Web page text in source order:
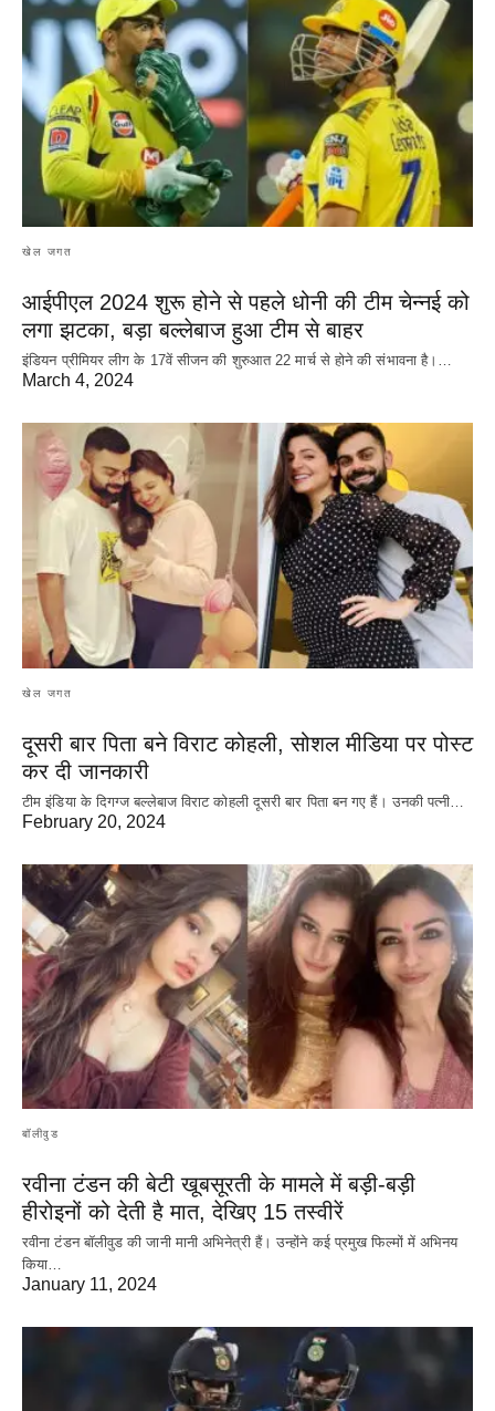
खेल जगत
आईपीएल 2024 शुरू होने से पहले धोनी की टीम चेन्नई को
लगा झटका, बड़ा बल्लेबाज हुआ टीम से बाहर
इंडियन प्रीमियर लीग के 17वें सीजन की शुरुआत 22 मार्च से होने की संभावना है।…
March 4, 2024
खेल जगत
दूसरी बार‌ पिता बने विराट कोहली, सोशल मीडिया पर पोस्ट
कर दी‌ जानकारी
टीम इंडिया के दिगग्ज बल्लेबाज विराट कोहली दूसरी बार पिता बन गए हैं। उनकी पत्नी…
February 20, 2024
बॉलीवुड
रवीना टंडन की बेटी खूबसूरती के मामले में बड़ी-बड़ी
हीरोइनों को देती है मात, देखिए 15 तस्वीरें
रवीना टंडन बॉलीवुड की जानी मानी अभिनेत्री हैं। उन्होंने कई प्रमुख फिल्मों में अभिनय
किया…
January 11, 2024